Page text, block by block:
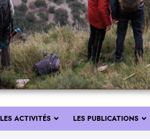
LES ACTIVITÉS LES PUBLICATIONS